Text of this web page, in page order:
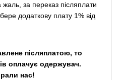
за переказ післяплати
додаткову плату 1% від
післяплатою, то
оплачує одержувач.
нас!